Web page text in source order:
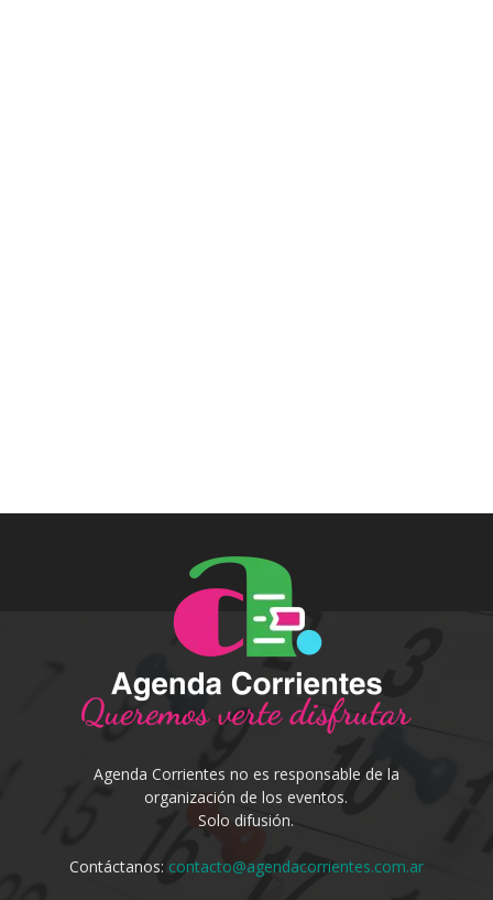
Agenda Corrientes no es responsable de la
organización de los eventos.
Solo difusión.
Contáctanos: contacto@agendacorrientes.com.ar